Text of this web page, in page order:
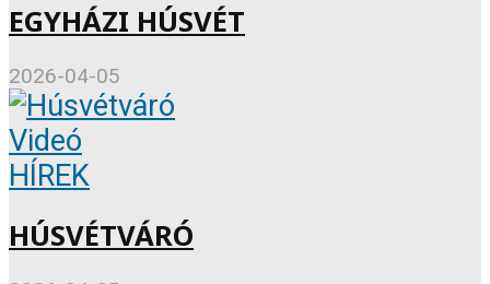
EGYHÁZI HÚSVÉT
2026-04-05
Videó
HÍREK
HÚSVÉTVÁRÓ